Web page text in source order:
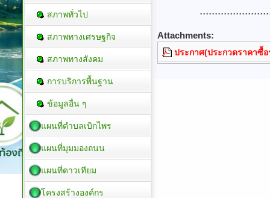
Attachments:
ประกาศ(ประกวดราคาซื้
สภาพทั่วไป
สภาพทางเศรษฐกิจ
สภาพทางสังคม
การบริการพื้นฐาน
ข้อมูลอื่น ๆ
แผนที่ตำบลเบิกไพร
แผนที่มุมมองถนน
แผนที่ดาวเทียม
โครงสร้างองค์กร